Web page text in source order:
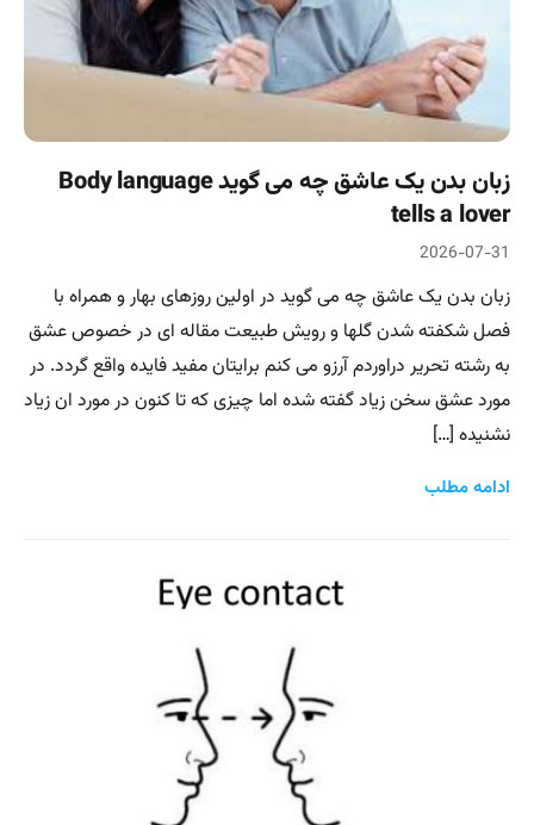
زبان بدن یک عاشق چه می گوید Body language
tells a lover
2026-07-31
زبان بدن یک عاشق چه می گوید در اولین روزهای بهار و همراه با
فصل شکفته شدن گلها و رویش طبیعت مقاله ای در خصوص عشق
به رشته تحریر دراوردم آرزو می کنم برایتان مفید فایده واقع گردد. در
مورد عشق سخن زیاد گفته شده اما چیزی که تا کنون در مورد ان زیاد
نشنیده […]
ادامه مطلب